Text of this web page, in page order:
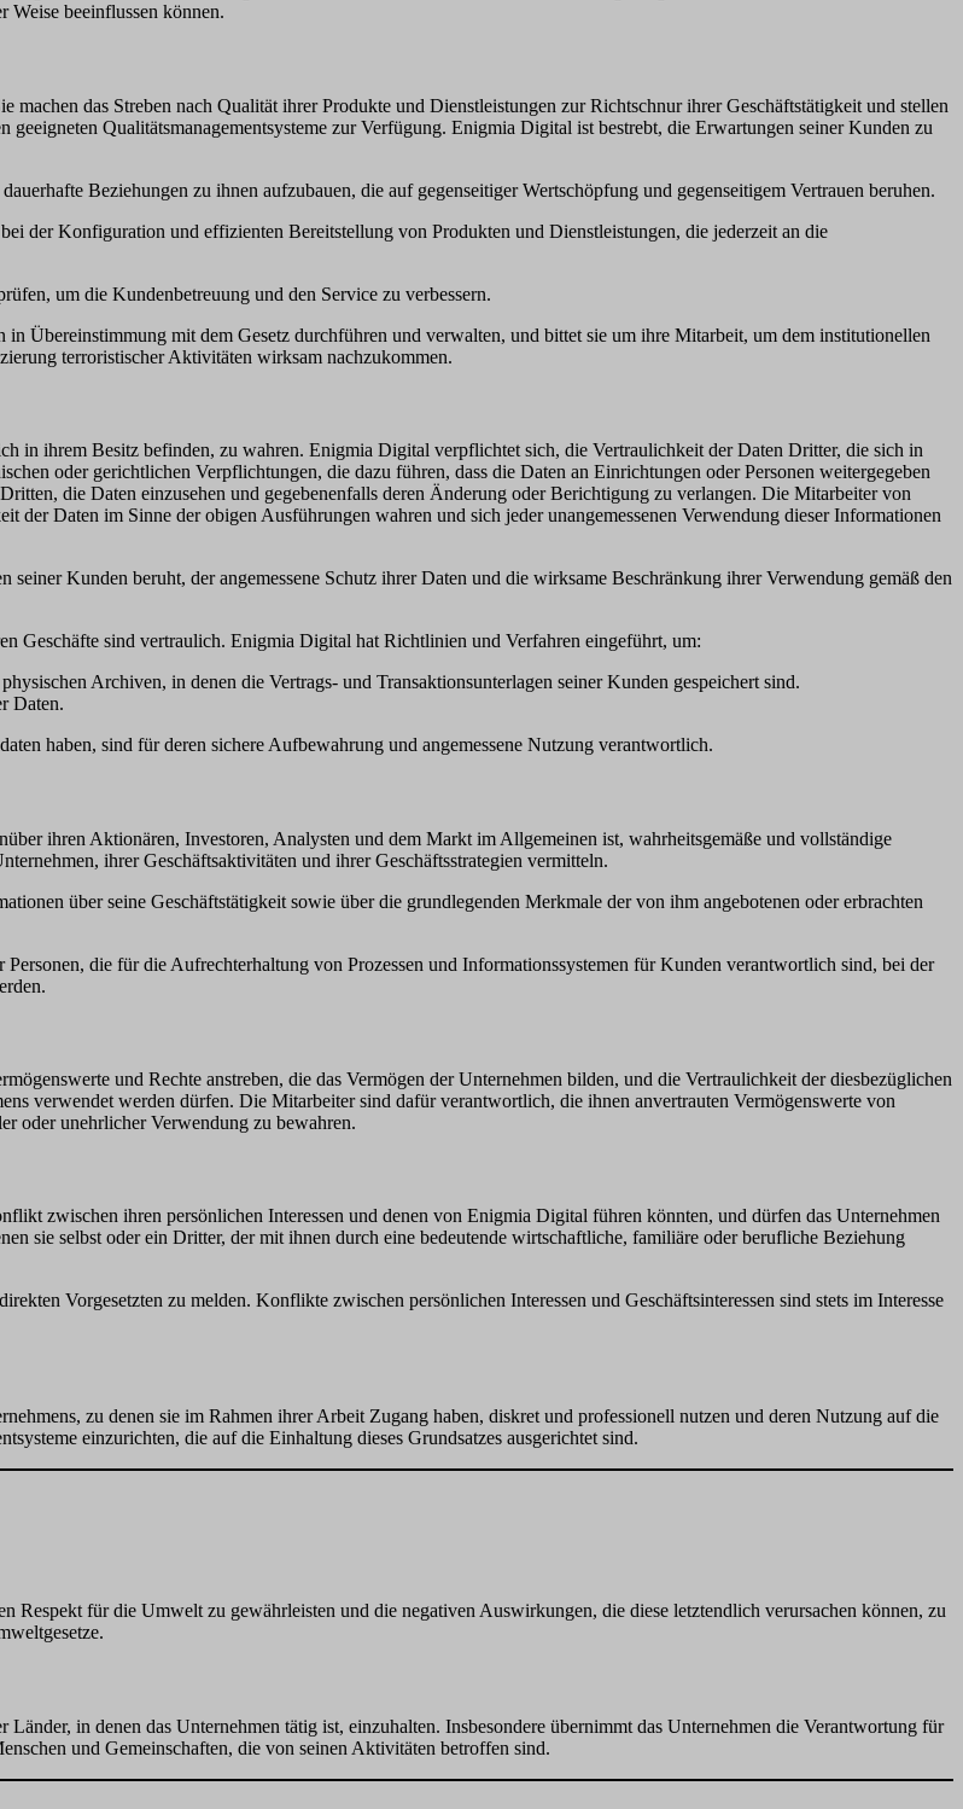
Weise beeinflussen können.
das Streben nach Qualität ihrer Produkte und Dienstleistungen zur Richtschnur ihrer Geschäftstätigkeit und stellen
Qualitätsmanagementsysteme zur Verfügung. Enigmia Digital ist bestrebt, die Erwartungen seiner Kunden zu
Beziehungen zu ihnen aufzubauen, die auf gegenseitiger Wertschöpfung und gegenseitigem Vertrauen beruhen.
der Konfiguration und effizienten Bereitstellung von Produkten und Dienstleistungen, die jederzeit an die
um die Kundenbetreuung und den Service zu verbessern.
Übereinstimmung mit dem Gesetz durchführen und verwalten, und bittet sie um ihre Mitarbeit, um dem institutionellen
terroristischer Aktivitäten wirksam nachzukommen.
in ihrem Besitz befinden, zu wahren. Enigmia Digital verpflichtet sich, die Vertraulichkeit der Daten Dritter, die sich in
oder gerichtlichen Verpflichtungen, die dazu führen, dass die Daten an Einrichtungen oder Personen weitergegeben
die Daten einzusehen und gegebenenfalls deren Änderung oder Berichtigung zu verlangen. Die Mitarbeiter von
Daten im Sinne der obigen Ausführungen wahren und sich jeder unangemessenen Verwendung dieser Informationen
Kunden beruht, der angemessene Schutz ihrer Daten und die wirksame Beschränkung ihrer Verwendung gemäß den
Geschäfte sind vertraulich. Enigmia Digital hat Richtlinien und Verfahren eingeführt, um:
Archiven, in denen die Vertrags- und Transaktionsunterlagen seiner Kunden gespeichert sind.
Daten.
haben, sind für deren sichere Aufbewahrung und angemessene Nutzung verantwortlich.
ihren Aktionären, Investoren, Analysten und dem Markt im Allgemeinen ist, wahrheitsgemäße und vollständige
ihrer Geschäftsaktivitäten und ihrer Geschäftsstrategien vermitteln.
über seine Geschäftstätigkeit sowie über die grundlegenden Merkmale der von ihm angebotenen oder erbrachten
die für die Aufrechterhaltung von Prozessen und Informationssystemen für Kunden verantwortlich sind, bei der
und Rechte anstreben, die das Vermögen der Unternehmen bilden, und die Vertraulichkeit der diesbezüglichen
verwendet werden dürfen. Die Mitarbeiter sind dafür verantwortlich, die ihnen anvertrauten Vermögenswerte von
oder unehrlicher Verwendung zu bewahren.
zwischen ihren persönlichen Interessen und denen von Enigmia Digital führen könnten, und dürfen das Unternehmen
sie selbst oder ein Dritter, der mit ihnen durch eine bedeutende wirtschaftliche, familiäre oder berufliche Beziehung
Vorgesetzten zu melden. Konflikte zwischen persönlichen Interessen und Geschäftsinteressen sind stets im Interesse
zu denen sie im Rahmen ihrer Arbeit Zugang haben, diskret und professionell nutzen und deren Nutzung auf die
einzurichten, die auf die Einhaltung dieses Grundsatzes ausgerichtet sind.
für die Umwelt zu gewährleisten und die negativen Auswirkungen, die diese letztendlich verursachen können, zu
in denen das Unternehmen tätig ist, einzuhalten. Insbesondere übernimmt das Unternehmen die Verantwortung für
und Gemeinschaften, die von seinen Aktivitäten betroffen sind.